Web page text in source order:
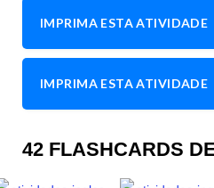
IMPRIMA ESTA ATIVIDADE
IMPRIMA ESTA ATIVIDADE
42 FLASHCARDS